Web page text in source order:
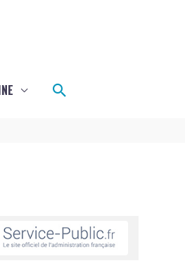
Rechercher